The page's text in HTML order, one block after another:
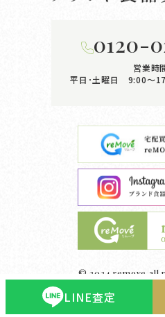
LINE査定
0120-
営業時
平日･土曜日 9:00〜
© 2024 remove all